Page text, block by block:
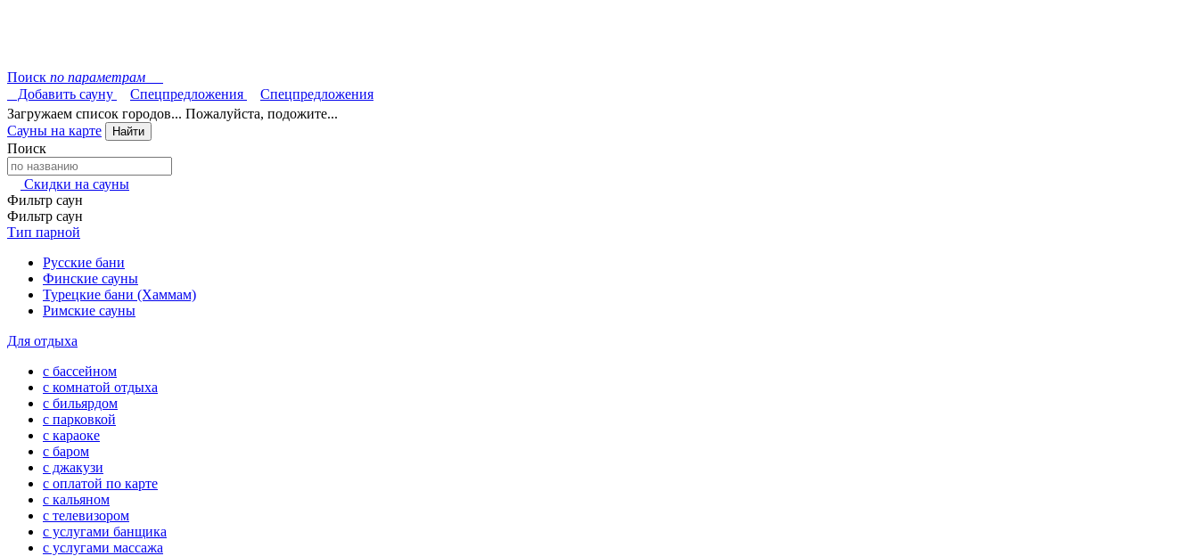
Поиск по параметрам
Добавить сауну
Спецпредложения
Спецпредложения
Загружаем список городов... Пожалуйста, подожите...
Сауны на карте
Найти
Поиск
Скидки на сауны
Фильтр саун
Фильтр саун
Тип парной
Русские бани
Финские сауны
Турецкие бани (Хаммам)
Римские сауны
Для отдыха
с бассейном
с комнатой отдыха
с бильярдом
с парковкой
с караоке
с баром
с джакузи
с оплатой по карте
с кальяном
с телевизором
с услугами банщика
с услугами массажа